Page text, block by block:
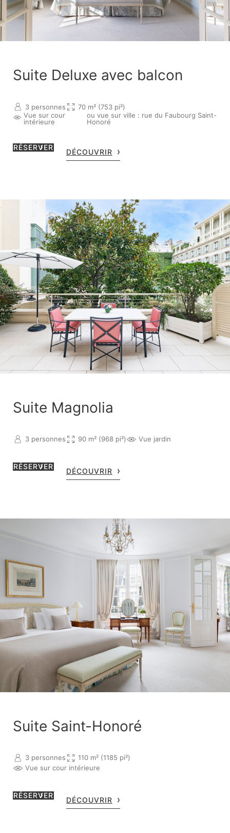
Suite Deluxe avec balcon
3 personnes
70 m² (753 pi²)
Vue sur cour
intérieure
ou vue sur ville : rue du Faubourg Saint-
Honoré
RÉSERVER
DÉCOUVRIR
Suite Magnolia
3 personnes 90 m² (968 pi²) Vue jardin
RÉSERVER
DÉCOUVRIR
Suite Saint-Honoré
3 personnes
110 m² (1185 pi²)
Vue sur cour intérieure
RÉSERVER
DÉCOUVRIR